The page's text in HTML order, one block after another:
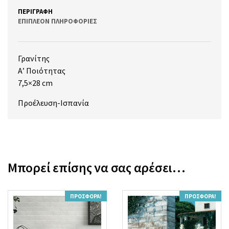
ΠΕΡΙΓΡΑΦΉ
ΕΠΙΠΛΈΟΝ ΠΛΗΡΟΦΟΡΊΕΣ
Γρανίτης
Α’ Ποιότητας
7,5×28 cm
Προέλευση-Ισπανία
Μπορεί επίσης να σας αρέσει…
ΠΡΟΣΦΟΡΆ! ΠΡΟΣΦΟΡΆ!